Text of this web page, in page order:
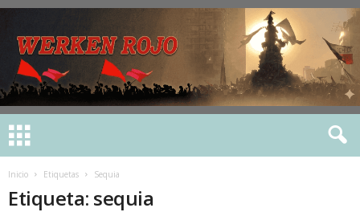
Inicio Etiquetas Sequia
Etiqueta: sequia